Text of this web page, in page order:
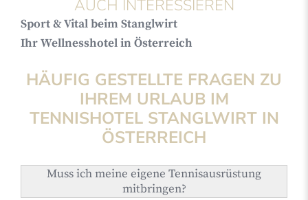
AUCH INTERESSIEREN
Sport & Vital beim Stanglwirt
Ihr Wellnesshotel in Österreich
HÄUFIG GESTELLTE FRAGEN ZU
IHREM URLAUB IM
TENNISHOTEL STANGLWIRT IN
ÖSTERREICH
Muss ich meine eigene Tennisausrüstung
mitbringen?